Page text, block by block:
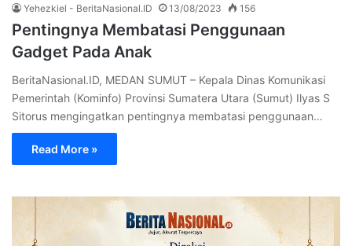
Yehezkiel - BeritaNasional.ID 13/08/2023 156
Pentingnya Membatasi Penggunaan
Gadget Pada Anak
BeritaNasional.ID, MEDAN SUMUT – Kepala Dinas Komunikasi
Pemerintah (Kominfo) Provinsi Sumatera Utara (Sumut) Ilyas S
Sitorus mengingatkan pentingnya membatasi penggunaan…
Read More »